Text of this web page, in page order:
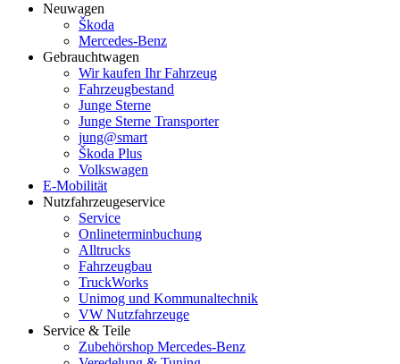
Neuwagen
Škoda
Mercedes-Benz
Gebrauchtwagen
Wir kaufen Ihr Fahrzeug
Fahrzeugbestand
Junge Sterne
Junge Sterne Transporter
jung@smart
Škoda Plus
Volkswagen
E-Mobilität
Nutzfahrzeugeservice
Service
Onlineterminbuchung
Alltrucks
Fahrzeugbau
TruckWorks
Unimog und Kommunaltechnik
VW Nutzfahrzeuge
Service & Teile
Zubehörshop Mercedes-Benz